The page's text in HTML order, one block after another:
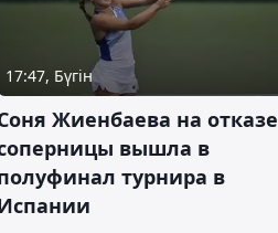
17:47, Бүгін
Жиенбаева на отказе
вышла в
турнира в